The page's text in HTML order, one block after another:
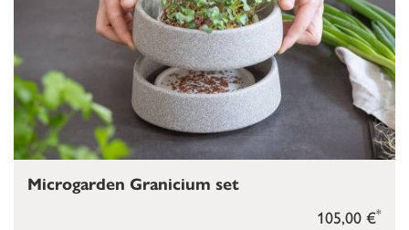
105,00 €*
Microgarden Granicium set